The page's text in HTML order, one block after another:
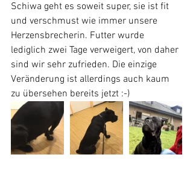
Schiwa geht es soweit super, sie ist fit
und verschmust wie immer unsere
Herzensbrecherin. Futter wurde
lediglich zwei Tage verweigert, von daher
sind wir sehr zufrieden. Die einzige
Veränderung ist allerdings auch kaum
zu übersehen bereits jetzt :-)